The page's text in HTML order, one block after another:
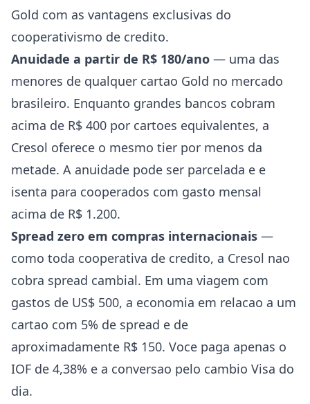
Gold com as vantagens exclusivas do
cooperativismo de credito.
Anuidade a partir de R$ 180/ano — uma das
menores de qualquer cartao Gold no mercado
brasileiro. Enquanto grandes bancos cobram
acima de R$ 400 por cartoes equivalentes, a
Cresol oferece o mesmo tier por menos da
metade. A anuidade pode ser parcelada e e
isenta para cooperados com gasto mensal
acima de R$ 1.200.
Spread zero em compras internacionais —
como toda cooperativa de credito, a Cresol nao
cobra spread cambial. Em uma viagem com
gastos de US$ 500, a economia em relacao a um
cartao com 5% de spread e de
aproximadamente R$ 150. Voce paga apenas o
IOF de 4,38% e a conversao pelo cambio Visa do
dia.